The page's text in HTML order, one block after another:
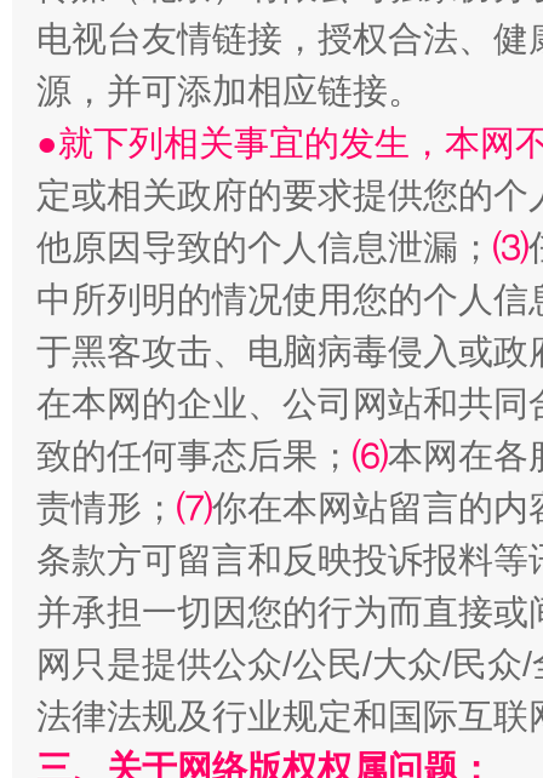
“刷贴”乱象丛生
揭批美国五大"原罪" "炒
电视台友情链接，授权合法、
源，并可添加相应链接。
●就下列相关事宜的发生，本网
定或相关政府的要求提供您的个
他原因导致的个人信息泄漏； ⑶
中所列明的情况使用您的个人
于黑客攻击、电脑病毒侵入或
在本网的企业、公司网站和共
致的任何事态后果； ⑹本网在各
责情形； ⑺你在本网站留言的内
条款方可留言和反映投诉报料
并承担一切因您的行为而直接
网只是提供公众/公民/大众/民
法律法规及行业规定和国际互
三、关于网络版权权属问题：